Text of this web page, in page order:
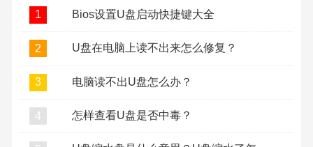
1 Bios设置U盘启动快捷键大全
2 U盘在电脑上读不出来怎么修复？
3 电脑读不出U盘怎么办？
4 怎样查看U盘是否中毒？